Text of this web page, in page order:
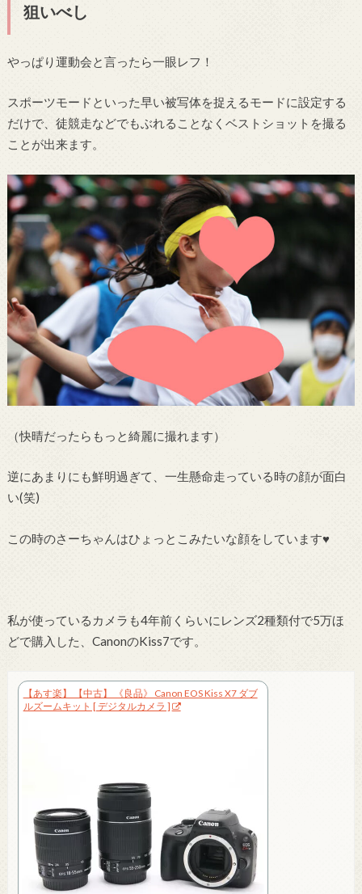
狙いべし
やっぱり運動会と言ったら一眼レフ！
スポーツモードといった早い被写体を捉えるモードに設定する
だけで、徒競走などでもぶれることなくベストショットを撮る
ことが出来ます。
（快晴だったらもっと綺麗に撮れます）
逆にあまりにも鮮明過ぎて、一生懸命走っている時の顔が面白
い(笑)
この時のさーちゃんはひょっとこみたいな顔をしています♥
私が使っているカメラも4年前くらいにレンズ2種類付で5万ほ
どで購入した、CanonのKiss7です。
【あす楽】 【中古】 《良品》 Canon EOS Kiss X7 ダブ
ルズームキット [ デジタルカメラ ]